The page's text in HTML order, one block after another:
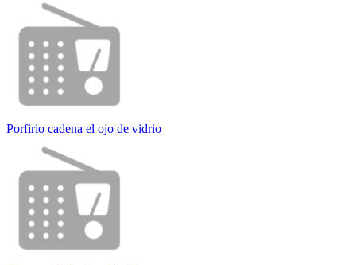
Porfirio cadena el ojo de vidrio